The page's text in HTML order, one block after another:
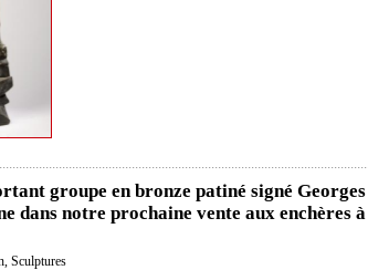
groupe en bronze patiné signé
dans notre prochaine vente aux enchères
Sculptures